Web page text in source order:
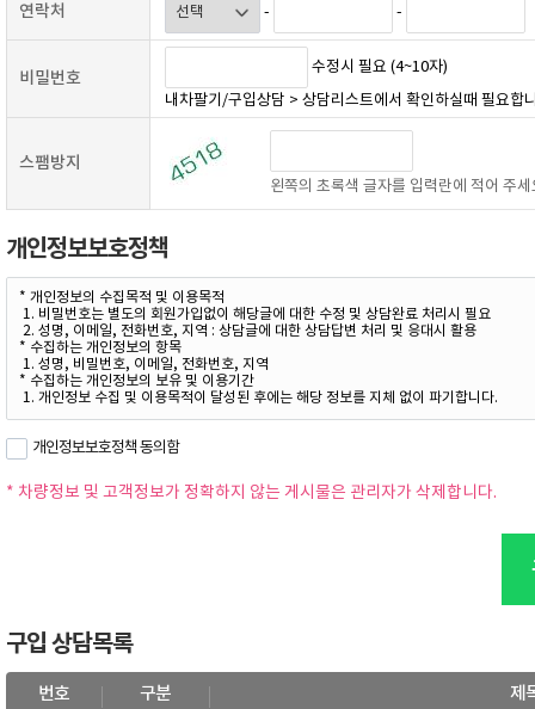
연락처 - -
비밀번호
수정시 필요 (4~10자)
내차팔기/구입상담 > 상담리스트에서 확인하실때 필요합
스팸방지
왼쪽의 초록색 글자를 입력란에 적어 주세
개인정보보호정책
개인정보보호정책 동의함
* 차량정보 및 고객정보가 정확하지 않는 게시물은 관리자가 삭제합니다.
구입 상담목록
번호 구분 제